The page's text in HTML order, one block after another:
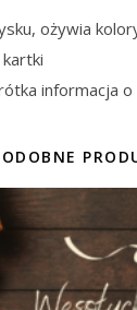
ożywia
informacja